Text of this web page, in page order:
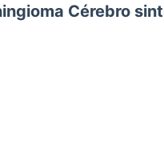
Cérebro